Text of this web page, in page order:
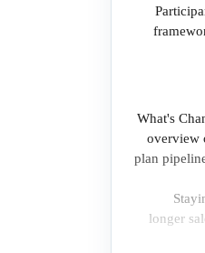
What's
overview
plan
longer